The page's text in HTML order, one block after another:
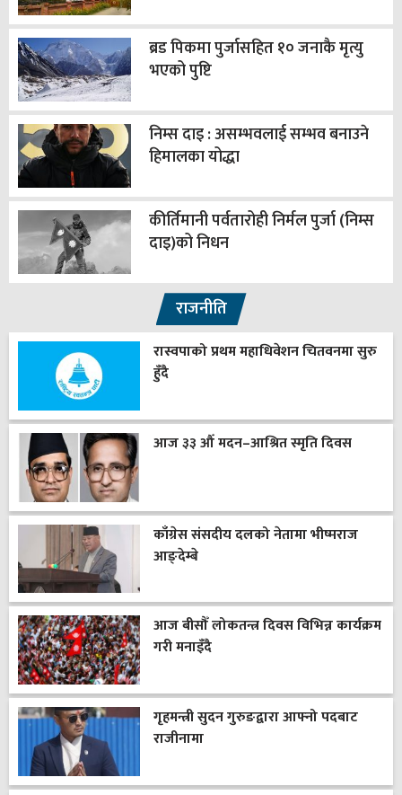
ब्रड पिकमा पुर्जासहित १० जनाकै मृत्यु
भएको पुष्टि
निम्स दाइ : असम्भवलाई सम्भव बनाउने
हिमालका योद्धा
कीर्तिमानी पर्वतारोही निर्मल पुर्जा (निम्स
दाइ)को निधन
राजनीति
रास्वपाको प्रथम महाधिवेशन चितवनमा सुरु
हुँदै
आज ३३ औँ मदन–आश्रित स्मृति दिवस
काँग्रेस संसदीय दलको नेतामा भीष्मराज
आङ्देम्बे
आज बीसौँ लोकतन्त्र दिवस विभिन्न कार्यक्रम
गरी मनाइँदै
गृहमन्त्री सुदन गुरुङद्वारा आफ्नो पदबाट
राजीनामा